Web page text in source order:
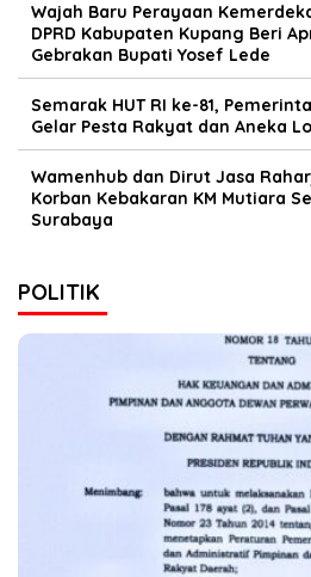
Wajah Baru Perayaan
DPRD Kabupaten Kupang Beri
Gebrakan Bupati Yosef Lede
Semarak HUT RI ke-81,
Gelar Pesta Rakyat dan Aneka
Wamenhub dan Dirut Jasa
Korban Kebakaran KM Mutiara
Surabaya
POLITIK